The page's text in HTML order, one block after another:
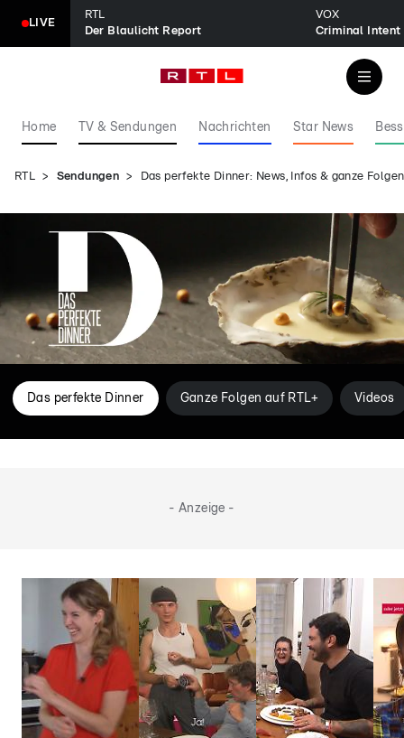
LIVE
RTL
Der Blaulicht Report
VOX
Home TV & Sendungen Nachrichten Star News
RTL Sendungen Das perfekte Dinner: News, Infos & ganze
Das perfekte Dinner Ganze Folgen auf RTL+ Videos
- Anzeige -